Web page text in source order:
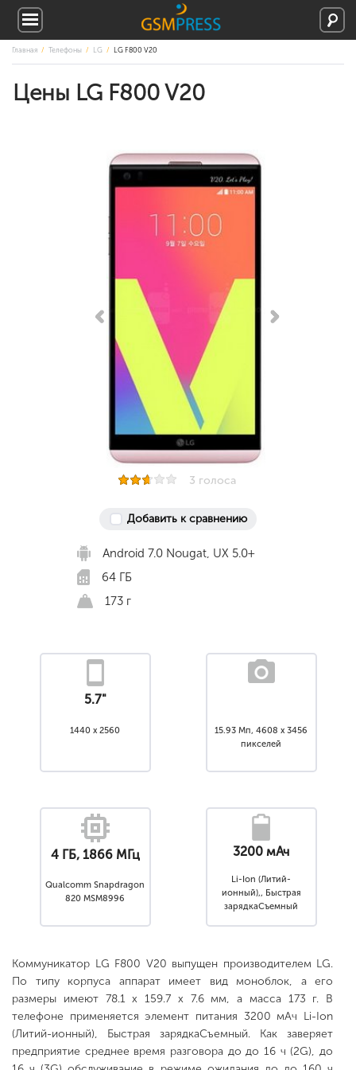
Главная Телефоны LG LG F800 V20
Цены LG F800 V20
3 голоса
Добавить к сравнению
Android 7.0 Nougat, UX 5.0+
64 ГБ
173 г
5.7"
1440 x 2560
15.93 Мп, 4608 x 3456
пикселей
4 ГБ, 1866 МГц
Qualcomm Snapdragon
820 MSM8996
3200 мАч
Li-Ion (Литий-
ионный),, Быстрая
зарядкаСъемный
Коммуникатор LG F800 V20 выпущен производителем LG.
По типу корпуса аппарат имеет вид моноблок, а его
размеры имеют 78.1 x 159.7 x 7.6 мм, а масса 173 г. В
телефоне применяется элемент питания 3200 мАч Li-Ion
(Литий-ионный), Быстрая зарядкаСъемный. Как заверяет
предприятие среднее время разговора до до 16 ч (2G), до